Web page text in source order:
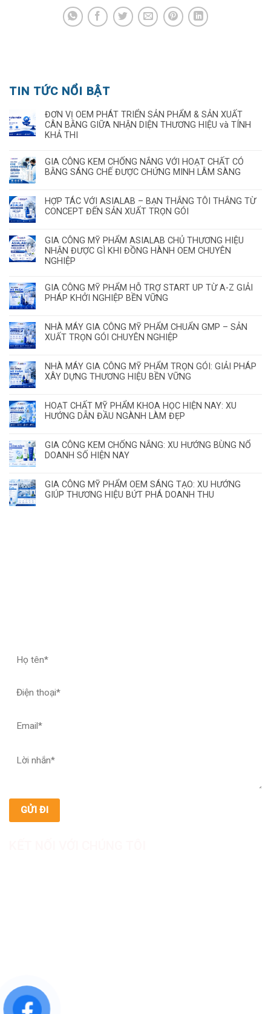
TIN TỨC NỔI BẬT
ĐƠN VỊ OEM PHÁT TRIỂN SẢN PHẨM & SẢN XUẤT
CÂN BẰNG GIỮA NHẬN DIỆN THƯƠNG HIỆU và TÍNH
KHẢ THI
GIA CÔNG KEM CHỐNG NẮNG VỚI HOẠT CHẤT CÓ
BẰNG SÁNG CHẾ ĐƯỢC CHỨNG MINH LÂM SÀNG
HỢP TÁC VỚI ASIALAB – BẠN THẮNG TÔI THẮNG TỪ
CONCEPT ĐẾN SẢN XUẤT TRỌN GÓI
GIA CÔNG MỸ PHẨM ASIALAB CHỦ THƯƠNG HIỆU
NHẬN ĐƯỢC GÌ KHI ĐỒNG HÀNH OEM CHUYÊN
NGHIỆP
GIA CÔNG MỸ PHẨM HỖ TRỢ START UP TỪ A-Z GIẢI
PHÁP KHỞI NGHIỆP BỀN VỮNG
NHÀ MÁY GIA CÔNG MỸ PHẨM CHUẨN GMP – SẢN
XUẤT TRỌN GÓI CHUYÊN NGHIỆP
NHÀ MÁY GIA CÔNG MỸ PHẨM TRỌN GÓI: GIẢI PHÁP
XÂY DỰNG THƯƠNG HIỆU BỀN VỮNG
HOẠT CHẤT MỸ PHẨM KHOA HỌC HIỆN NAY: XU
HƯỚNG DẪN ĐẦU NGÀNH LÀM ĐẸP
GIA CÔNG KEM CHỐNG NẮNG: XU HƯỚNG BÙNG NỔ
DOANH SỐ HIỆN NAY
GIA CÔNG MỸ PHẨM OEM SÁNG TẠO: XU HƯỚNG
GIÚP THƯƠNG HIỆU BỨT PHÁ DOANH THU
Website: https://asialab.com.vn/